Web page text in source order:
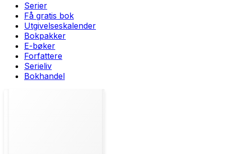
Serier
Få gratis bok
Utgivelseskalender
Bokpakker
E-bøker
Forfattere
Serieliv
Bokhandel